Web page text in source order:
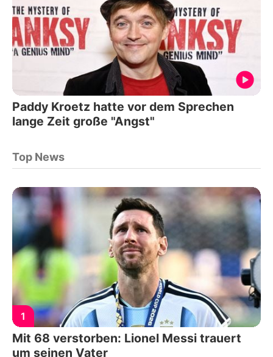
Paddy Kroetz hatte vor dem Sprechen
lange Zeit große "Angst"
Top News
1
Mit 68 verstorben: Lionel Messi trauert
um seinen Vater